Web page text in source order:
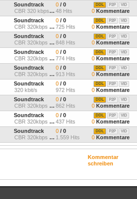
Soundtrack
CBR 320 kbps, 44.1khz
0 / 0
48 Hits
VID
P2P
DDL
0 Kommentare
Soundtrack
CBR 320kbps 44.1kHz Joint
0 / 0
725 Hits
VID
P2P
DDL
0 Kommentare
Soundtrack
CBR 320kbps 44.1kHz Stere
0 / 0
848 Hits
VID
P2P
DDL
0 Kommentare
Soundtrack
CBR 320kbps 44.1kHz Stere
0 / 0
774 Hits
VID
P2P
DDL
0 Kommentare
Soundtrack
CBR 320kbps 44.1kHz Joint
0 / 0
913 Hits
VID
P2P
DDL
0 Kommentare
Soundtrack
320 kbit/s
0 / 0
972 Hits
VID
P2P
DDL
0 Kommentare
Soundtrack
CBR 320kbps 44.1kHz Joint
0 / 0
862 Hits
VID
P2P
DDL
0 Kommentare
Soundtrack
CBR 320kbps 44.1kHz Joint
0 / 0
437 Hits
VID
P2P
DDL
0 Kommentare
Soundtrack
CBR 320kbps 44.1kHz Joint
0 / 0
1.559 Hits
VID
P2P
DDL
0 Kommentare
Kommentar
schreiben